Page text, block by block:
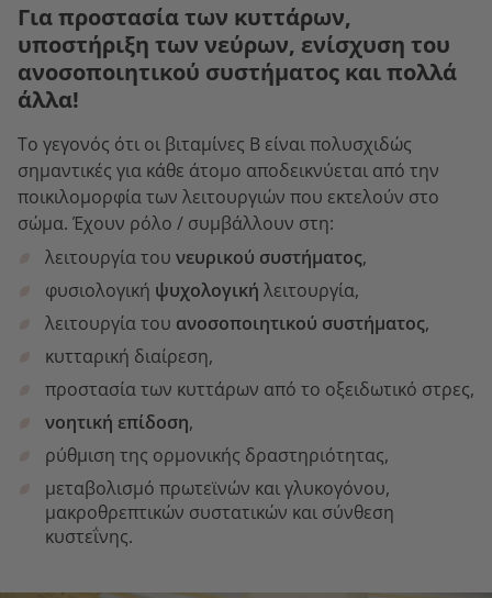
Για προστασία των κυττάρων,
υποστήριξη των νεύρων, ενίσχυση του
ανοσοποιητικού συστήματος και πολλά
άλλα!
Το γεγονός ότι οι βιταμίνες Β είναι πολυσχιδώς
σημαντικές για κάθε άτομο αποδεικνύεται από την
ποικιλομορφία των λειτουργιών που εκτελούν στο
σώμα. Έχουν ρόλο / συμβάλλουν στη:
λειτουργία του νευρικού συστήματος,
φυσιολογική ψυχολογική λειτουργία,
λειτουργία του ανοσοποιητικού συστήματος,
κυτταρική διαίρεση,
προστασία των κυττάρων από το οξειδωτικό στρες,
νοητική επίδοση,
ρύθμιση της ορμονικής δραστηριότητας,
μεταβολισμό πρωτεϊνών και γλυκογόνου,
μακροθρεπτικών συστατικών και σύνθεση
κυστεΐνης.